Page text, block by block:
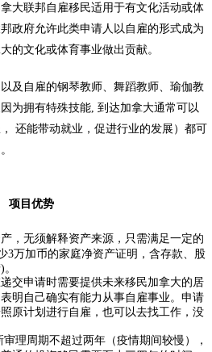
大联邦自雇移民适用于有文化活动或体
政府允许此类申请人以自雇的形式成为
的文化或体育事业做出贡献。
及自雇的钢琴教师、舞蹈教师、瑜伽教
为拥有特殊技能, 到达加拿大通常可以
还能带动就业，促进行业的发展）都可
项目优势
，无须解释资产来源，只需满足一定的
3万加币的家庭净资产证明，含存款、股
交申请时需要提供未来移民加拿大的居
明自己确实有能力从事自雇事业。申请
原计划进行自雇，也可以去找工作，没
理周期不超过两年（疫情期间较慢），